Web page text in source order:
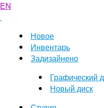
EN
Новое
Инвентарь
Задизайнено
Графический
Новый диск